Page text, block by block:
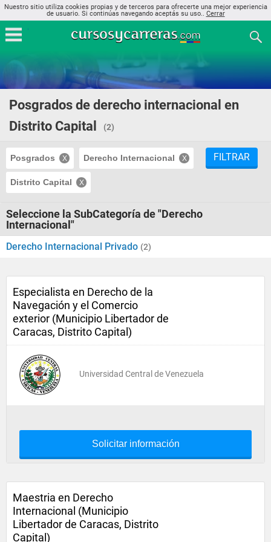
Nuestro sitio utiliza cookies propias y de terceros para ofrecerte una mejor experiencia
de usuario. Si continúas navegando aceptás su uso.. Cerrar
Posgrados de derecho internacional en
Distrito Capital
(2)
Posgrados Derecho Internacional
Distrito Capital
FILTRAR
Seleccione la SubCategoría de "Derecho
Internacional"
Derecho Internacional Privado (2)
Especialista en Derecho de la
Navegación y el Comercio
exterior (Municipio Libertador de
Caracas, Distrito Capital)
Universidad Central de Venezuela
Solicitar información
Maestria en Derecho
Internacional (Municipio
Libertador de Caracas, Distrito
Capital)